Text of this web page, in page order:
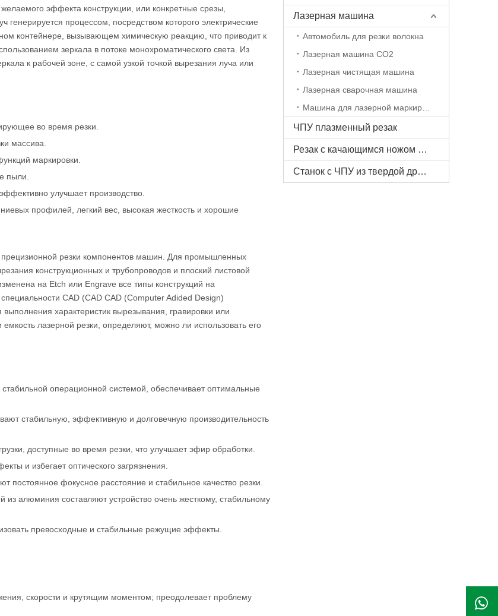
эффекта конструкции, или конкретные срезы,
процессом, посредством которого электрические
контейнере, вызывающем химическую реакцию, что приводит к
зеркала в потоке монохроматического света. Из
к рабочей зоне, с самой узкой точкой вырезания луча или
во время резки.
массива.
маркировки.
пыли.
улучшает производство.
профилей, легкий вес, высокая жесткость и хорошие
прецизионной резки компонентов машин. Для промышленных
конструкционных и трубопроводов и плоский листовой
на Etch или Engrave все типы конструкций на
CAD (CAD CAD (Computer Adided Design)
характеристик вырезывания, гравировки или
лазерной резки, определяют, можно ли использовать его
операционной системой, обеспечивает оптимальные
стабильную, эффективную и долговечную производительность
доступные во время резки, что улучшает эфир обработки.
и избегает оптического загрязнения.
постоянное фокусное расстояние и стабильное качество резки.
алюминия составляют устройство очень жесткому, стабильному
превосходные и стабильные режущие эффекты.
скорости и крутящим моментом; преодолевает проблему
Лазерная машина
Автомобиль для резки волокна
Лазерная машина CO2
Лазерная чистящая машина
Лазерная сварочная машина
ЧПУ плазменный резак
Резак с качающимся ножом с ЧПУ
Станок с ЧПУ из твердой древесины